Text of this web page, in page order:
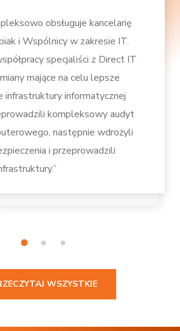
obsługuje kancelarię
i Wspólnicy w zakresie IT.
specjaliści z Direct IT
mające na celu lepsze
infrastruktury informatycznej
kompleksowy audyt
następnie wdrożyli
i przeprowadzili
1 2 3
WSZYSTKIE